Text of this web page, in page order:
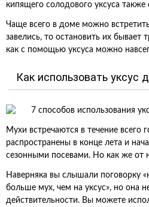
кипящего солодового уксуса также
Чаще всего в доме можно
завелись, то остановить их бывает
как с помощью уксуса можно
Как использовать уксус
Мухи встречаются в течение всего
распространены в конце лета и
сезонными посевами. Но как же от
Наверняка вы слышали поговорку
больше мух, чем на уксус», но она
действительности. Вы можете